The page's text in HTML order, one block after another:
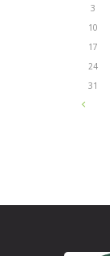
3
10
17
24
31